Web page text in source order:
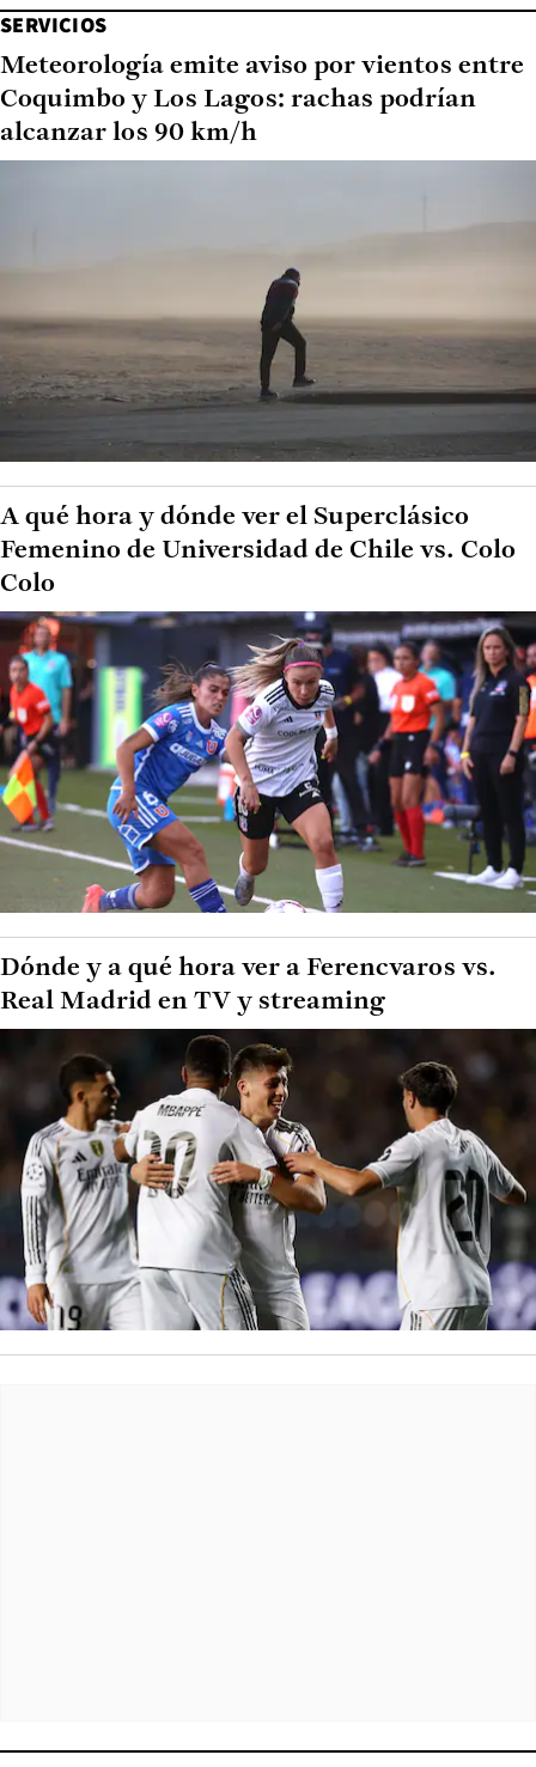
SERVICIOS
Meteorología emite aviso por vientos entre
Coquimbo y Los Lagos: rachas podrían
alcanzar los 90 km/h
A qué hora y dónde ver el Superclásico
Femenino de Universidad de Chile vs. Colo
Colo
Dónde y a qué hora ver a Ferencvaros vs.
Real Madrid en TV y streaming